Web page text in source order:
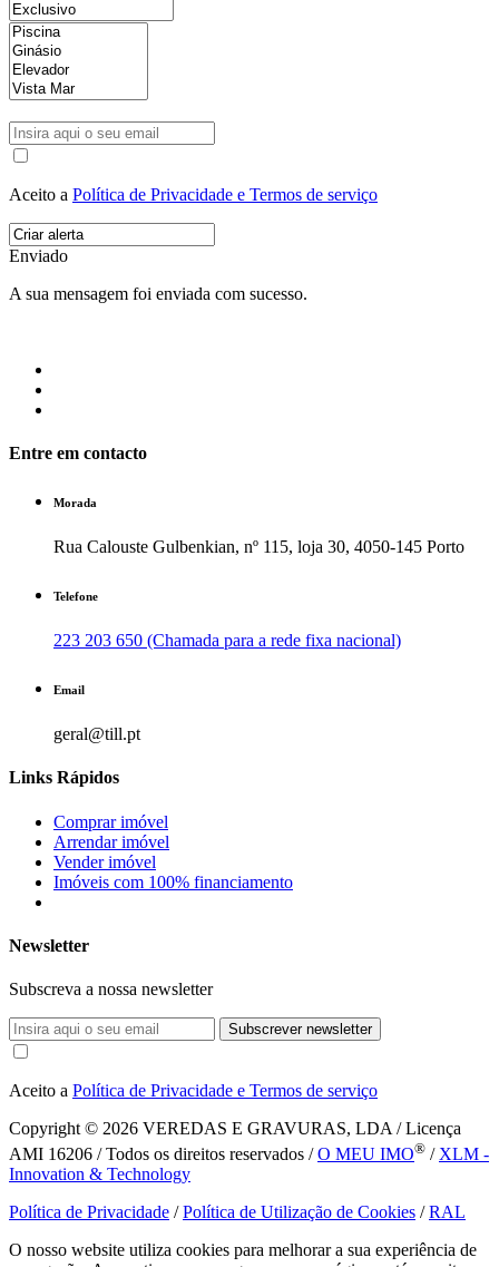
Aceito a Política de Privacidade e Termos de serviço
Enviado
A sua mensagem foi enviada com sucesso.
Entre em contacto
Morada
Rua Calouste Gulbenkian, nº 115, loja 30, 4050-145 Porto
Telefone
223 203 650 (Chamada para a rede fixa nacional)
Email
geral@till.pt
Links Rápidos
Comprar imóvel
Arrendar imóvel
Vender imóvel
Imóveis com 100% financiamento
Newsletter
Subscreva a nossa newsletter
Subscrever newsletter
Aceito a Política de Privacidade e Termos de serviço
Copyright © 2026 VEREDAS E GRAVURAS, LDA / Licença
AMI 16206 / Todos os direitos reservados /O MEU IMO® / XLM -
Innovation & Technology
Política de Privacidade /Política de Utilização de Cookies /RAL
O nosso website utiliza cookies para melhorar a sua experiência de